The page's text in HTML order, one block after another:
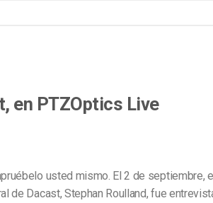
en PTZOptics Live
usted mismo. El 2 de septiembre,
de Dacast, Stephan Roulland, fue